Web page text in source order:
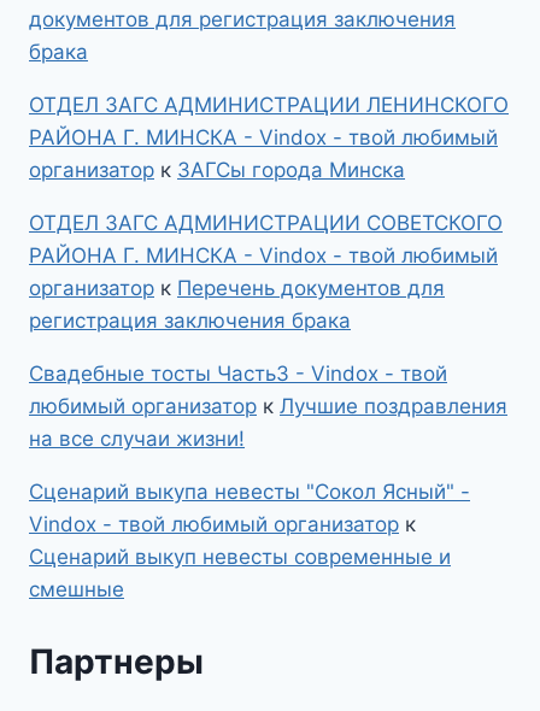
документов для регистрация заключения
брака
ОТДЕЛ ЗАГС АДМИНИСТРАЦИИ ЛЕНИНСКОГО
РАЙОНА Г. МИНСКА - Vindox - твой любимый
организатор к ЗАГСы города Минска
ОТДЕЛ ЗАГС АДМИНИСТРАЦИИ СОВЕТСКОГО
РАЙОНА Г. МИНСКА - Vindox - твой любимый
организатор к Перечень документов для
регистрация заключения брака
Свадебные тосты Часть3 - Vindox - твой
любимый организатор к Лучшие поздравления
на все случаи жизни!
Сценарий выкупа невесты "Сокол Ясный" -
Vindox - твой любимый организатор к
Сценарий выкуп невесты современные и
смешные
Партнеры